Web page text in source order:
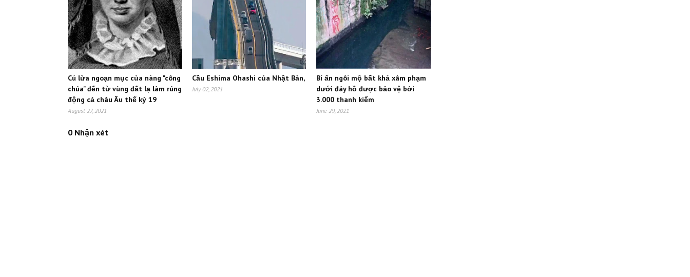
Cú lừa ngoạn mục của nàng "công
chúa" đến từ vùng đất lạ làm rúng
động cả châu Âu thế kỷ 19
August 27, 2021
Cầu Eshima Ohashi của Nhật Bản,
July 02, 2021
Bí ẩn ngôi mộ bất khả xâm phạm
dưới đáy hồ được bảo vệ bởi
3.000 thanh kiếm
June 29, 2021
0 Nhận xét